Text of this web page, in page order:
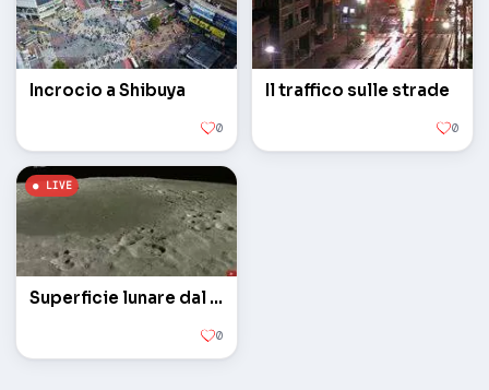
Incrocio a Shibuya
0
Il traffico sulle strade
0
Superficie lunare dal satellite giapponese
0